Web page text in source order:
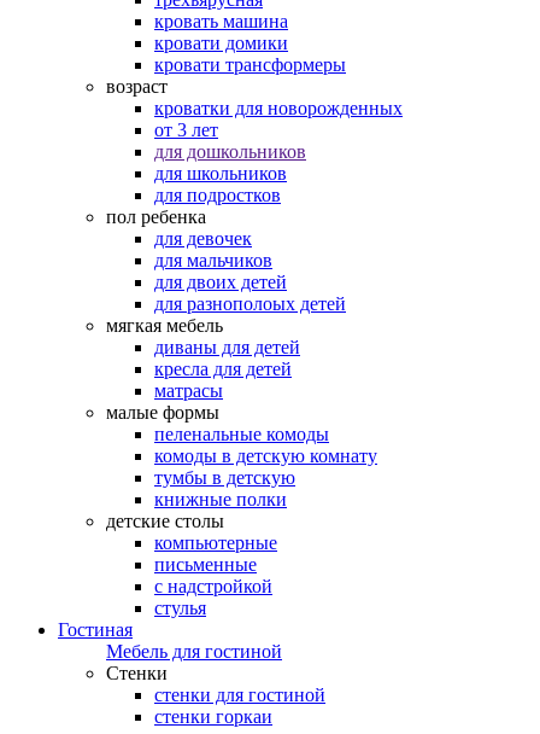
кровать машина
кровати домики
кровати трансформеры
возраст
кроватки для новорожденных
от 3 лет
для дошкольников
для школьников
для подростков
пол ребенка
для девочек
для мальчиков
для двоих детей
для разнополоых детей
мягкая мебель
диваны для детей
кресла для детей
матрасы
малые формы
пеленальные комоды
комоды в детскую комнату
тумбы в детскую
книжные полки
детские столы
компьютерные
письменные
с надстройкой
стулья
Гостиная
Мебель для гостиной
Стенки
стенки для гостиной
стенки горкаи